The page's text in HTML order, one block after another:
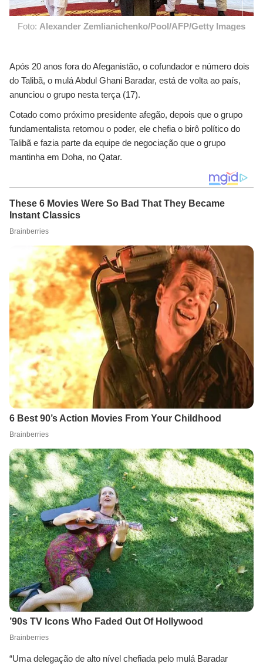
Foto: Alexander Zemlianichenko/Pool/AFP/Getty Images
Após 20 anos fora do Afeganistão, o cofundador e número dois
do Talibã, o mulá Abdul Ghani Baradar, está de volta ao país,
anunciou o grupo nesta terça (17).
Cotado como próximo presidente afegão, depois que o grupo
fundamentalista retomou o poder, ele chefia o birô político do
Talibã e fazia parte da equipe de negociação que o grupo
mantinha em Doha, no Qatar.
“Uma delegação de alto nível chefiada pelo mulá Baradar